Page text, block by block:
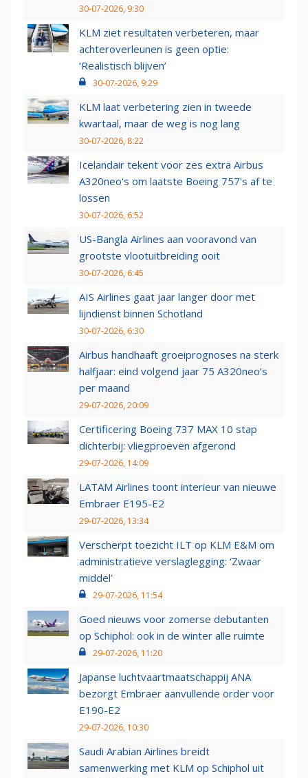
30-07-2026, 9:30
KLM ziet resultaten verbeteren, maar
achteroverleunen is geen optie:
‘Realistisch blijven’
30-07-2026, 9:29
KLM laat verbetering zien in tweede
kwartaal, maar de weg is nog lang
30-07-2026, 8:22
Icelandair tekent voor zes extra Airbus
A320neo's om laatste Boeing 757's af te
lossen
30-07-2026, 6:52
US-Bangla Airlines aan vooravond van
grootste vlootuitbreiding ooit
30-07-2026, 6:45
AIS Airlines gaat jaar langer door met
lijndienst binnen Schotland
30-07-2026, 6:30
Airbus handhaaft groeiprognoses na sterk
halfjaar: eind volgend jaar 75 A320neo’s
per maand
29-07-2026, 20:09
Certificering Boeing 737 MAX 10 stap
dichterbij: vliegproeven afgerond
29-07-2026, 14:09
LATAM Airlines toont interieur van nieuwe
Embraer E195-E2
29-07-2026, 13:34
Verscherpt toezicht ILT op KLM E&M om
administratieve verslaglegging: ‘Zwaar
middel’
29-07-2026, 11:54
Goed nieuws voor zomerse debutanten
op Schiphol: ook in de winter alle ruimte
29-07-2026, 11:20
Japanse luchtvaartmaatschappij ANA
bezorgt Embraer aanvullende order voor
E190-E2
29-07-2026, 10:30
Saudi Arabian Airlines breidt
samenwerking met KLM op Schiphol uit